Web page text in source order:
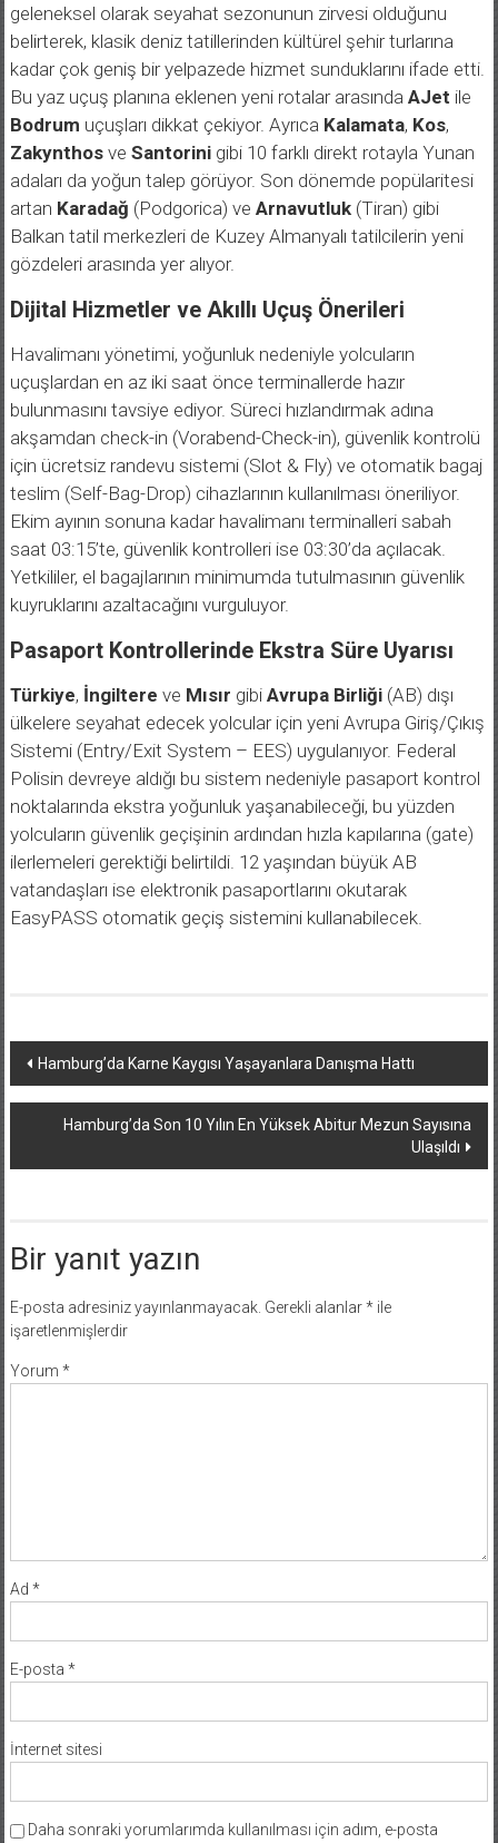
geleneksel olarak seyahat sezonunun zirvesi olduğunu
belirterek, klasik deniz tatillerinden kültürel şehir turlarına
kadar çok geniş bir yelpazede hizmet sunduklarını ifade etti.
Bu yaz uçuş planına eklenen yeni rotalar arasında AJet ile
Bodrum uçuşları dikkat çekiyor. Ayrıca Kalamata, Kos,
Zakynthosve Santorini gibi 10 farklı direkt rotayla Yunan
adaları da yoğun talep görüyor. Son dönemde popülaritesi
artan Karadağ (Podgorica) ve Arnavutluk (Tiran) gibi
Balkan tatil merkezleri de Kuzey Almanyalı tatilcilerin yeni
gözdeleri arasında yer alıyor.
Dijital Hizmetler ve Akıllı Uçuş Önerileri
Havalimanı yönetimi, yoğunluk nedeniyle yolcuların
uçuşlardan en az iki saat önce terminallerde hazır
bulunmasını tavsiye ediyor. Süreci hızlandırmak adına
akşamdan check-in (Vorabend-Check-in), güvenlik kontrolü
için ücretsiz randevu sistemi (Slot & Fly) ve otomatik bagaj
teslim (Self-Bag-Drop) cihazlarının kullanılması öneriliyor.
Ekim ayının sonuna kadar havalimanı terminalleri sabah
saat 03:15’te, güvenlik kontrolleri ise 03:30’da açılacak.
Yetkililer, el bagajlarının minimumda tutulmasının güvenlik
kuyruklarını azaltacağını vurguluyor.
Pasaport Kontrollerinde Ekstra Süre Uyarısı
Türkiye, İngiltere ve Mısır gibi Avrupa Birliği (AB) dışı
ülkelere seyahat edecek yolcular için yeni Avrupa Giriş/Çıkış
Sistemi (Entry/Exit System – EES) uygulanıyor. Federal
Polisin devreye aldığı bu sistem nedeniyle pasaport kontrol
noktalarında ekstra yoğunluk yaşanabileceği, bu yüzden
yolcuların güvenlik geçişinin ardından hızla kapılarına (gate)
ilerlemeleri gerektiği belirtildi. 12 yaşından büyük AB
vatandaşları ise elektronik pasaportlarını okutarak
EasyPASS otomatik geçiş sistemini kullanabilecek.
Yazı
dolaşımı
Hamburg’da Karne Kaygısı Yaşayanlara Danışma Hattı
Hamburg’da Son 10 Yılın En Yüksek Abitur Mezun Sayısına
Ulaşıldı
Bir yanıt yazın
E-posta adresiniz yayınlanmayacak. Gerekli alanlar*ile
işaretlenmişlerdir
Yorum *
Ad *
E-posta *
İnternet sitesi
Daha sonraki yorumlarımda kullanılması için adım, e-posta